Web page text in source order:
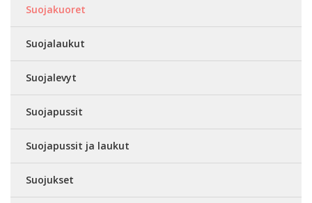
Suojakuoret
Suojalaukut
Suojalevyt
Suojapussit
Suojapussit ja laukut
Suojukset